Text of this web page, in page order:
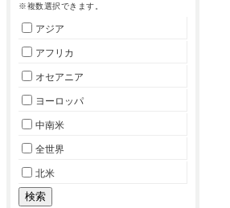
※複数選択できます。
アジア
アフリカ
オセアニア
ヨーロッパ
中南米
全世界
北米